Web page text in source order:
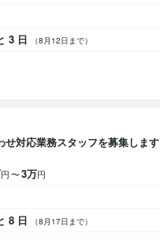
3 日 （8月12日まで）
せ対応業務スタッフを募集します
円〜3万円
8 日 （8月17日まで）